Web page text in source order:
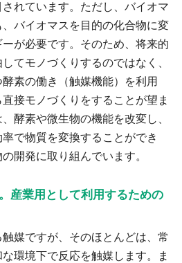
れています。ただし、バイオマ
バイオマスを目的の化合物に変
が必要です。そのため、将来的
てモノづくりするのではなく、
素の働き（触媒機能）を利用
接モノづくりをすることが望ま
酵素や微生物の機能を改変し、
で物質を変換することができ
開発に取り組んでいます。
産業用として利用するための
媒ですが、そのほとんどは、常
環境下で反応を触媒します。ま